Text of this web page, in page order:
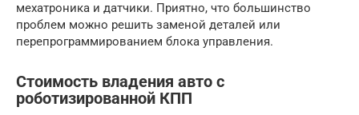
мехатроника и датчики. Приятно, что большинство
проблем можно решить заменой деталей или
перепрограммированием блока управления.
Стоимость владения авто с
роботизированной КПП